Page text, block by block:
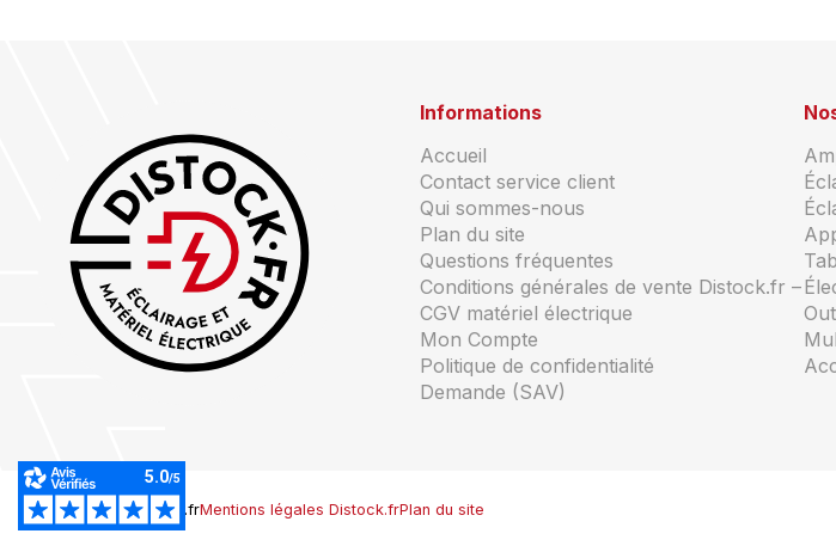
Informations
Accueil
Contact service client
Qui sommes-nous
Plan du site
Questions fréquentes
Conditions générales de vente Distock.fr –
CGV matériel électrique
Mon Compte
Politique de confidentialité
Demande (SAV)
© Copyright Distock.frMentions légales Distock.frPlan du site